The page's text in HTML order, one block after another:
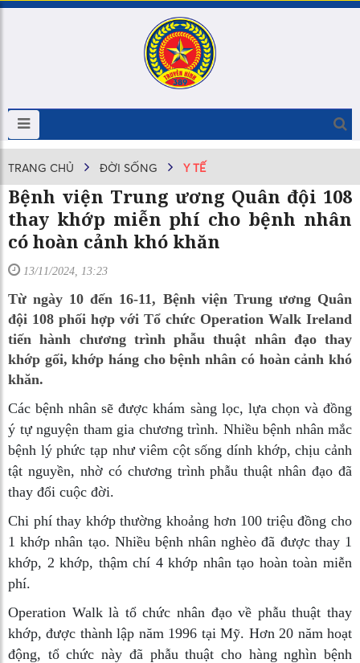
TRANG CHỦ ĐỜI SỐNG Y TẾ
Bệnh viện Trung ương Quân đội 108
thay khớp miễn phí cho bệnh nhân
có hoàn cảnh khó khăn
13/11/2024, 13:23
Từ ngày 10 đến 16-11, Bệnh viện Trung ương Quân
đội 108 phối hợp với Tổ chức Operation Walk Ireland
tiến hành chương trình phẫu thuật nhân đạo thay
khớp gối, khớp háng cho bệnh nhân có hoàn cảnh khó
khăn.
Các bệnh nhân sẽ được khám sàng lọc, lựa chọn và đồng
ý tự nguyện tham gia chương trình. Nhiều bệnh nhân mắc
bệnh lý phức tạp như viêm cột sống dính khớp, chịu cảnh
tật nguyền, nhờ có chương trình phẫu thuật nhân đạo đã
thay đổi cuộc đời.
Chi phí thay khớp thường khoảng hơn 100 triệu đồng cho
1 khớp nhân tạo. Nhiều bệnh nhân nghèo đã được thay 1
khớp, 2 khớp, thậm chí 4 khớp nhân tạo hoàn toàn miễn
phí.
Operation Walk là tổ chức nhân đạo về phẫu thuật thay
khớp, được thành lập năm 1996 tại Mỹ. Hơn 20 năm hoạt
động, tổ chức này đã phẫu thuật cho hàng nghìn bệnh